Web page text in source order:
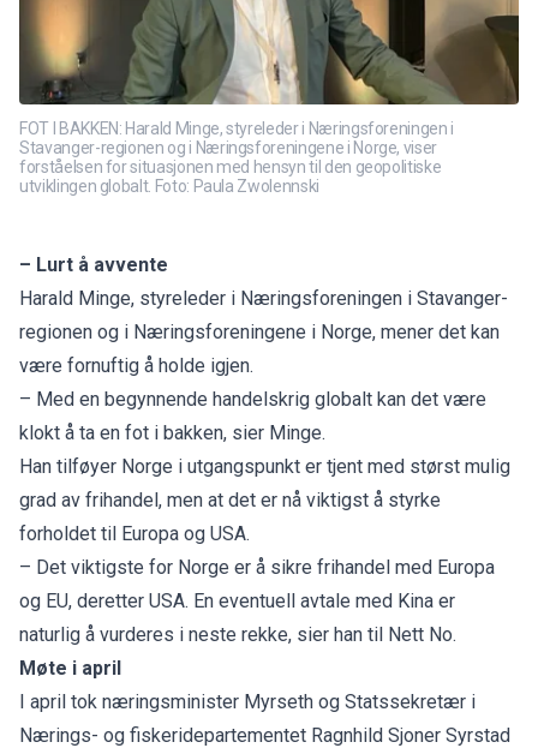
FOT I BAKKEN: Harald Minge, styreleder i Næringsforeningen i
Stavanger-regionen og i Næringsforeningene i Norge, viser
forståelsen for situasjonen med hensyn til den geopolitiske
utviklingen globalt. Foto: Paula Zwolennski
– Lurt å avvente
Harald Minge, styreleder i Næringsforeningen i Stavanger-
regionen og i Næringsforeningene i Norge, mener det kan
være fornuftig å holde igjen.
– Med en begynnende handelskrig globalt kan det være
klokt å ta en fot i bakken, sier Minge.
Han tilføyer Norge i utgangspunkt er tjent med størst mulig
grad av frihandel, men at det er nå viktigst å styrke
forholdet til Europa og USA.
– Det viktigste for Norge er å sikre frihandel med Europa
og EU, deretter USA. En eventuell avtale med Kina er
naturlig å vurderes i neste rekke, sier han til Nett No.
Møte i april
I april tok næringsminister Myrseth og Statssekretær i
Nærings- og fiskeridepartementet Ragnhild Sjoner Syrstad